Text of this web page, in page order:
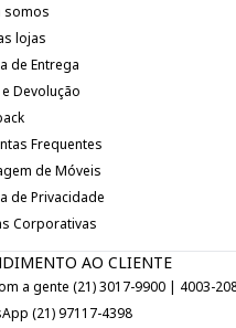
somos
lojas
de Entrega
Devolução
Frequentes
de Móveis
de Privacidade
Corporativas
AO CLIENTE
a gente (21) 3017-9900 | 4003-
(21) 97117-4398